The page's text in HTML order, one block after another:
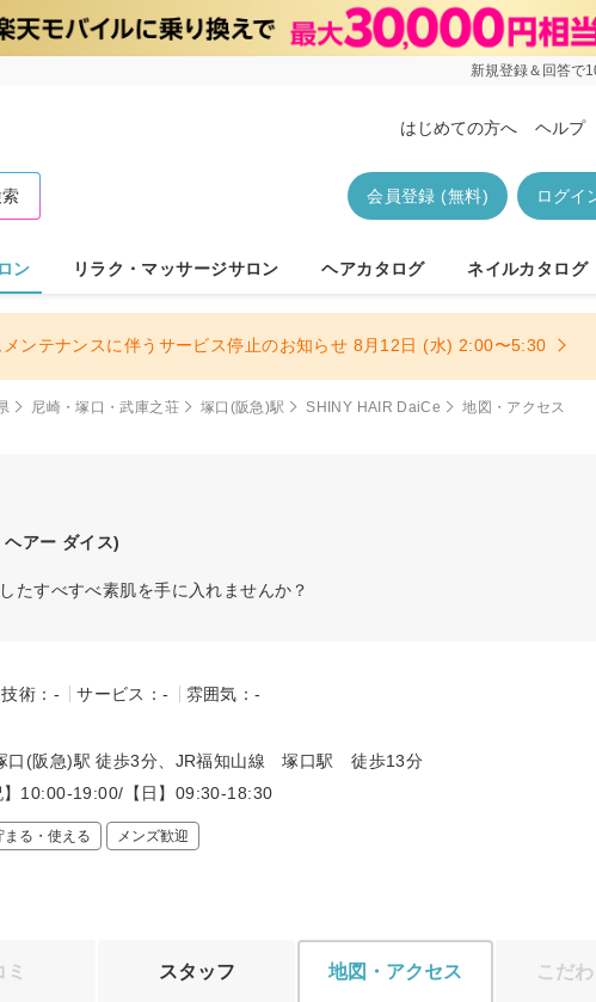
新規登録＆回答で
はじめての方へ ヘルプ
ログイ
会員登録 (無料)
ン リラク・マッサージサロン ヘアカタログ ネイルカタログ
メンテナンスに伴うサービス停止のお知らせ 8月12日 (水) 2:00〜5:30
尼崎・塚口・武庫之荘 塚口(阪急)駅 SHINY HAIR DaiCe 地図・アクセス
アー ダイス)
たすべすべ素肌を手に入れませんか？
技術：- サービス：-
雰囲気：-
口(阪急)駅 徒歩3分、JR福知山線 塚口駅 徒歩13分
】10:00-19:00/【日】09:30-18:30
まる・使える メンズ歓迎
ミ スタッフ 地図・アクセス こだ